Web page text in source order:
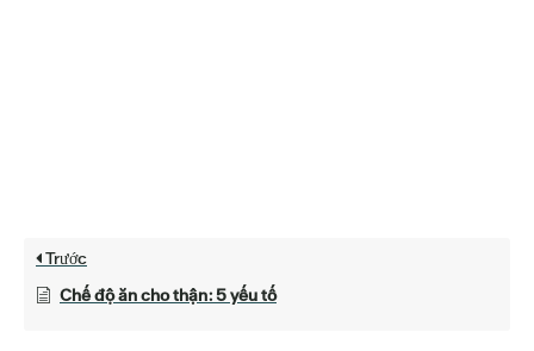
Trước
Chế độ ăn cho thận: 5 yếu tố